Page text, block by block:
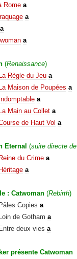
Rome a
a
a
a
(Renaissance)
Règle du Jeu a
Maison de Poupées a
a
Main au Collet a
de Haut Vol a
Eternal (suite directe de
du Crime a
a
: Catwoman (Rebirth)
Copies a
de Gotham a
deux vies a
présente Catwoman